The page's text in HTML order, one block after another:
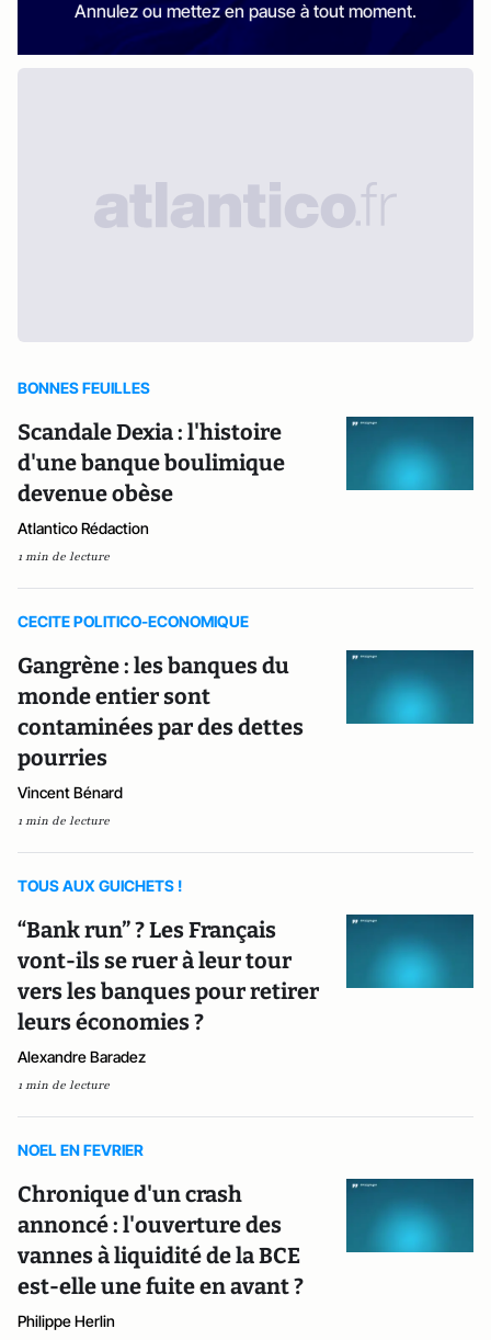
Annulez ou mettez en pause à tout moment.
BONNES FEUILLES
Scandale Dexia : l'histoire
d'une banque boulimique
devenue obèse
Atlantico Rédaction
1 min de lecture
CECITE POLITICO-ECONOMIQUE
Gangrène : les banques du
monde entier sont
contaminées par des dettes
pourries
Vincent Bénard
1 min de lecture
TOUS AUX GUICHETS !
“Bank run” ? Les Français
vont-ils se ruer à leur tour
vers les banques pour retirer
leurs économies ?
Alexandre Baradez
1 min de lecture
NOEL EN FEVRIER
Chronique d'un crash
annoncé : l'ouverture des
vannes à liquidité de la BCE
est-elle une fuite en avant ?
Philippe Herlin